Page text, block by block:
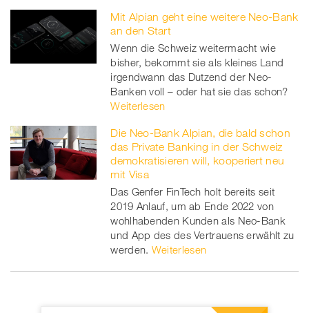
Mit Alpian geht eine weitere Neo-Bank
an den Start
Wenn die Schweiz weitermacht wie
bisher, bekommt sie als kleines Land
irgendwann das Dutzend der Neo-
Banken voll – oder hat sie das schon?
Weiterlesen
Die Neo-Bank Alpian, die bald schon
das Private Banking in der Schweiz
demokratisieren will, kooperiert neu
mit Visa
Das Genfer FinTech holt bereits seit
2019 Anlauf, um ab Ende 2022 von
wohlhabenden Kunden als Neo-Bank
und App des des Vertrauens erwählt zu
werden. Weiterlesen